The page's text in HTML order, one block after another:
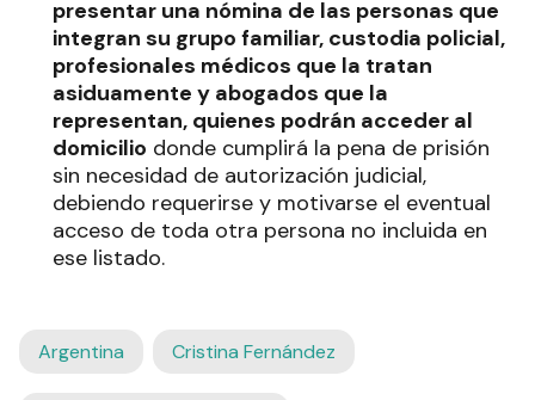
presentar una nómina de las personas que
integran su grupo familiar, custodia policial,
profesionales médicos que la tratan
asiduamente y abogados que la
representan, quienes podrán acceder al
domicilio donde cumplirá la pena de prisión
sin necesidad de autorización judicial,
debiendo requerirse y motivarse el eventual
acceso de toda otra persona no incluida en
ese listado.
Argentina Cristina Fernández